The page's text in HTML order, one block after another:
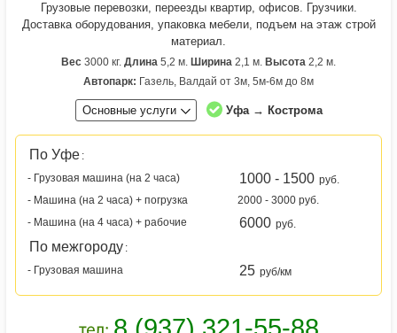
Грузовые перевозки, переезды квартир, офисов. Грузчики.
Доставка оборудования, упаковка мебели, подъем на этаж строй
материал.
Вес 3000 кг. Длина 5,2 м. Ширина 2,1 м. Высота 2,2 м.
Автопарк: Газель, Валдай от 3м, 5м-6м до 8м
Основные услуги Уфа → Кострома
По Уфе :
- Грузовая машина (на 2 часа)
1000 - 1500 руб.
- Машина (на 2 часа) + погрузка
2000 - 3000 руб.
- Машина (на 4 часа) + рабочие
6000 руб.
По межгороду :
- Грузовая машина
25 руб/км